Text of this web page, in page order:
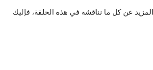
عن كل ما نناقشه في هذه الحلقة، فإليك